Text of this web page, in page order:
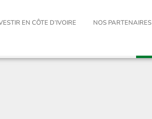
EN CÔTE D’IVOIRE NOS PARTENAIRES